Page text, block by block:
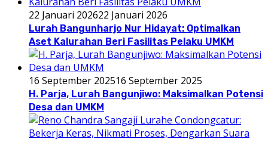
22 Januari 202622 Januari 2026
Lurah Bangunharjo Nur Hidayat: Optimalkan
Aset Kalurahan Beri Fasilitas Pelaku UMKM
16 September 202516 September 2025
H. Parja, Lurah Bangunjiwo: Maksimalkan Potensi
Desa dan UMKM